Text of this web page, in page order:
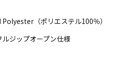
（ポリエステル100％）
ジップオープン仕様